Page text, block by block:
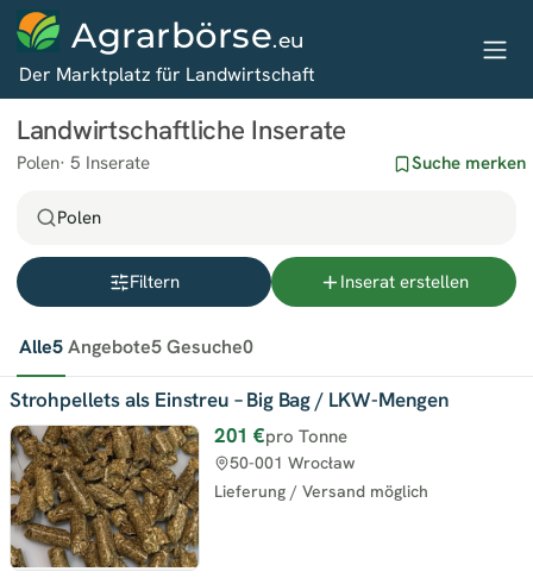
Agrarbörse.eu
Der Marktplatz für Landwirtschaft
Landwirtschaftliche Inserate
Polen 5 Inserate Suche merken
Polen
Filtern Inserat erstellen
Alle5Angebote5Gesuche0
Strohpellets als Einstreu – Big Bag / LKW-Mengen
201 €pro Tonne
Lieferung / Versand möglich
50-001 Wrocław